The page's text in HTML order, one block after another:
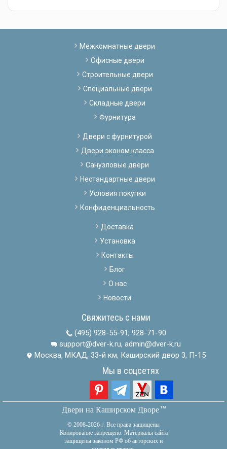
Межкомнатные двери
Офисные двери
Строительные двери
Специальные двери
Складные двери
Фурнитура
Двери с фурнитурой
Двери эконом класса
Санузловые двери
Нестандартные двери
Условия покупки
Конфиденциальность
Доставка
Установка
Контакты
Блог
О нас
Новости
Свяжитесь с нами
(495) 928-55-91; 928-71-90
support@dver-k.ru, admin@dver-k.ru
Москва, МКАД, 33-й км, Каширский двор 3, П-15
Мы в соцсетях
Двери на Каширском Дворетм
© 2008-2026 г. Все права защищены
Копирование запрещено. Материалы сайта
защищены законом РФ об авторских и